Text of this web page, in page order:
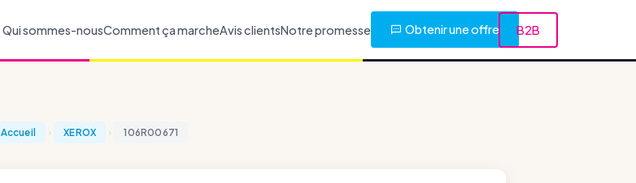
Qui sommes-nousComment ça marcheAvis clientsNotre promesse Obtenir une offre B2B
Accueil XEROX 106R00671